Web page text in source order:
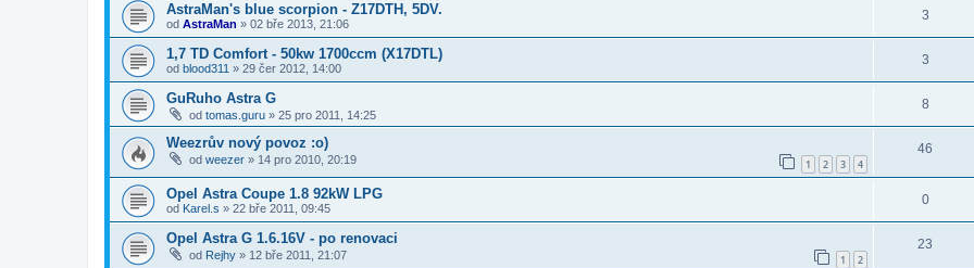
AstraMan's blue scorpion - Z17DTH, 5DV.
od AstraMan » 02 bře 2013, 21:06
3
1,7 TD Comfort - 50kw 1700ccm (X17DTL)
od blood311 » 29 čer 2012, 14:00
3
GuRuho Astra G
od tomas.guru » 25 pro 2011, 14:25
8
Weezrův nový povoz :o)
od weezer » 14 pro 2010, 20:19 1 2 3 4
46
Opel Astra Coupe 1.8 92kW LPG
od Karel.s » 22 bře 2011, 09:45
0
Opel Astra G 1.6.16V - po renovaci
od Rejhy » 12 bře 2011, 21:07 1 2
23